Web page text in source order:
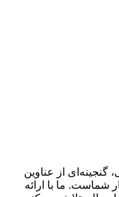
از عناوین
شماست. ما با ارائه